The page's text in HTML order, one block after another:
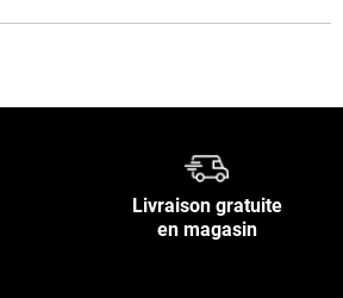
Livraison gratuite
en magasin